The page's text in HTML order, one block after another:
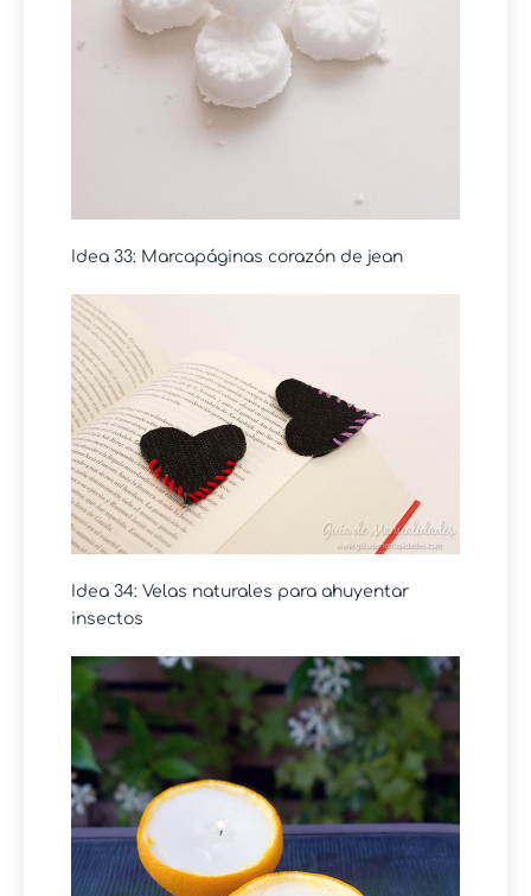
Idea 33: Marcapáginas corazón de jean
Idea 34: Velas naturales para ahuyentar
insectos